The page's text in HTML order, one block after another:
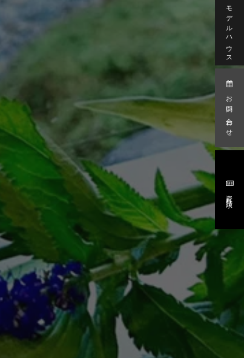
モデルハウス
お問い合わせ
資料請求